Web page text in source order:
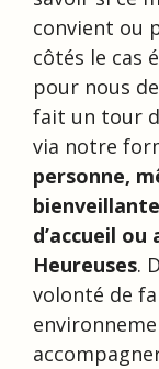
convient ou
côtés le cas
pour nous
fait un tour
via notre
personne,
d’accueil
Heureuses.
volonté de